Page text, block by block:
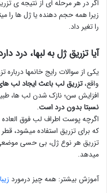
اگر در هر مرحله ای از نتیجه ی
زیرا همه حجم دهنده یا ژل ها
را تغیر داد.
آیا تزریق ژل به لبها، درد
یکی از سوالات رایج خانمها
واقع،تزریق لب باعث ایجاد لب
افزایش سن؛ نازک شدن لب ها،
نسبتا بدون درد است.
اگرچه پوست اطراف لب فوق
که برای تزریق استفاده میشود،
تزریق هر نوع ژل، بی حسی
میدهد.
آموزش بیشتر: همه چیز درمورد